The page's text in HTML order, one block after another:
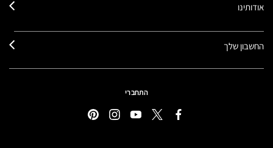
אודותינו
החשבון שלך
התחברי